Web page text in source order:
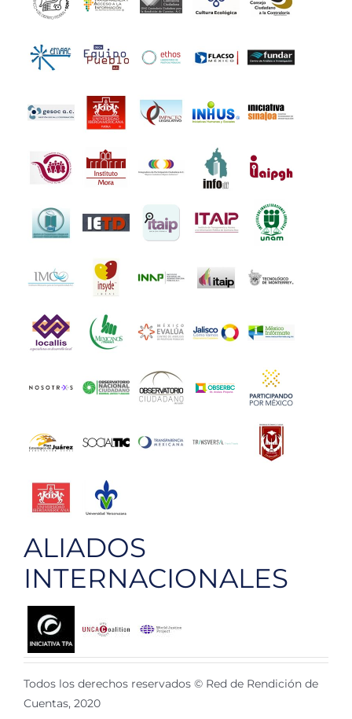
ALIADOS
INTERNACIONALES
Todos los derechos reservados © Red de Rendición de
Cuentas, 2020